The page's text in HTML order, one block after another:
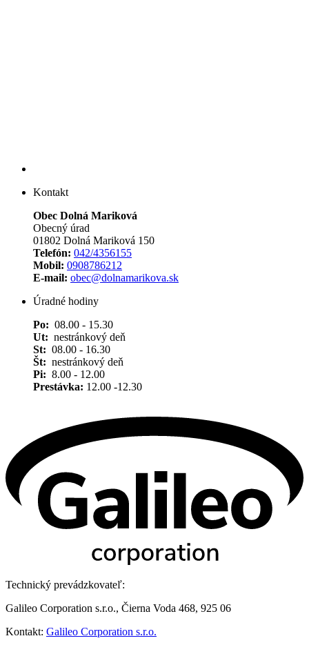
Kontakt
Obec Dolná Mariková
Obecný úrad
01802 Dolná Mariková 150
Telefón: 042/4356155
Mobil: 0908786212
E-mail: obec@dolnamarikova.sk
Úradné hodiny
Po: 08.00 - 15.30
Ut: nestránkový deň
St: 08.00 - 16.30
Št: nestránkový deň
Pi: 8.00 - 12.00
Prestávka: 12.00 -12.30
Technický prevádzkovateľ:
Galileo Corporation s.r.o., Čierna Voda 468, 925 06
Kontakt: Galileo Corporation s.r.o.